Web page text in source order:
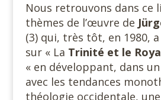
Nous retrouvons dans ce
thèmes de l’œuvre de
(3) qui, très tôt, en 1980,
sur « La Trinité et le
« en développant, dans
avec les tendances
théologie occidentale, une